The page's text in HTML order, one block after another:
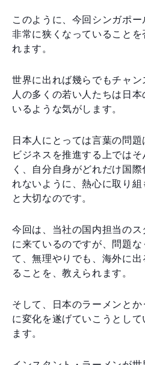
このように、今回シンガポ
非常に狭くなっていること
れます。
世界に出れば幾らでもチャ
人の多くの若い人たちは日
いるような気がします。
日本人にとっては言葉の問
ビジネスを推進する上では
く、自分自身がどれだけ国
れないように、熱心に取り
と大切なのです。
今回は、当社の国内担当の
に来ているのですが、問題
て、無理やりでも、海外に
ることを、教えられます。
そして、日本のラーメンと
に変化を遂げていこうとし
ます。